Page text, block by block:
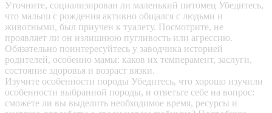
Уточните, социализирован ли маленький питомец Убедитесь,
что малыш с рождения активно общался с людьми и
животными, был приучен к туалету. Посмотрите, не
проявляет ли он излишнюю пугливость или агрессию.
Обязательно поинтересуйтесь у заводчика историей
родителей, особенно мамы: каков их темперамент, заслуги,
состояние здоровья и возраст вязки.
Изучите особенности породы Убедитесь, что хорошо изучили
особенности выбранной породы, и ответьте себе на вопрос:
сможете ли вы выделить необходимое время, ресурсы и